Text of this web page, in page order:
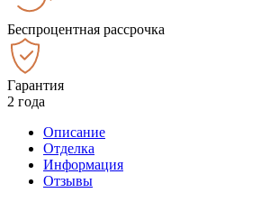
Беспроцентная рассрочка
Гарантия
2 года
Описание
Отделка
Информация
Отзывы